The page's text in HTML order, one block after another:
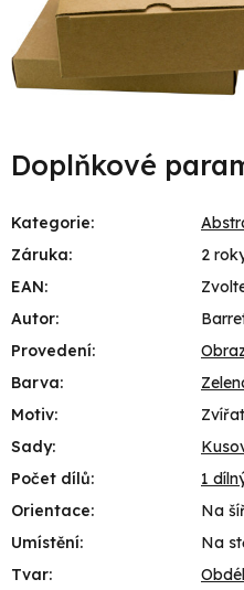
Doplňkové
Kategorie:
Záruka:
2
EAN:
Autor:
Provedení:
Barva:
Motiv:
Sady:
Počet dílů:
1
Orientace:
Na
Umístění:
Na
Tvar: